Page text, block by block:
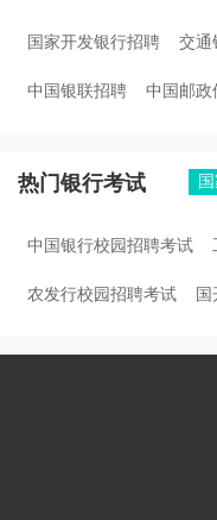
国家开发银行招聘 交通
中国银联招聘 中国邮政
热门银行考试
中国银行校园招聘考试
农发行校园招聘考试